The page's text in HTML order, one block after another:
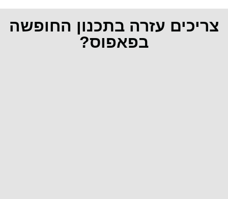
צריכים עזרה בתכנון החופשה
בפאפוס?